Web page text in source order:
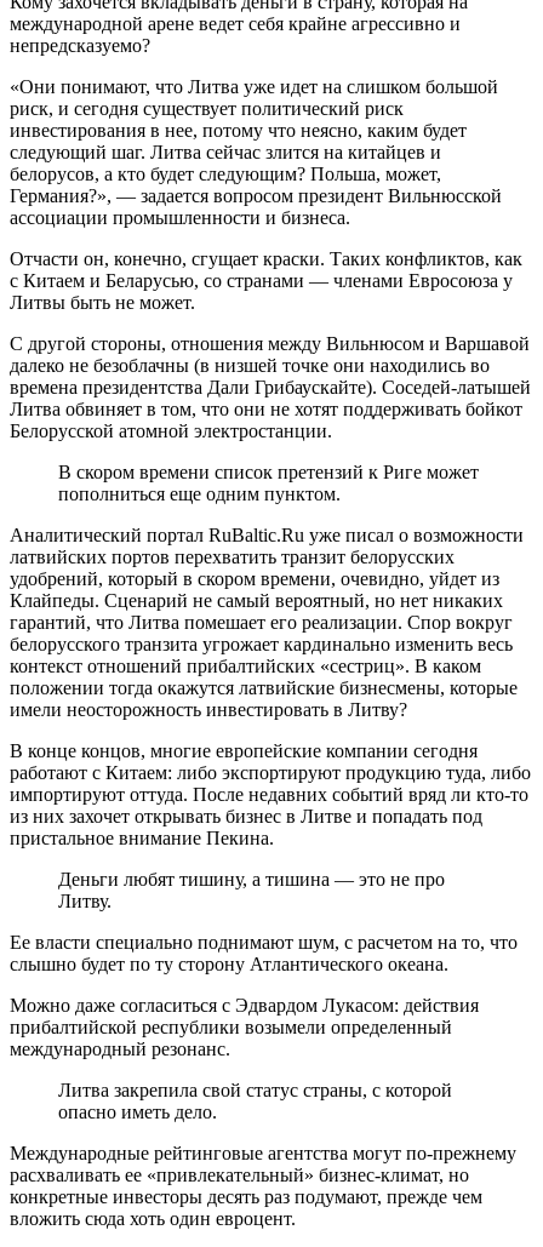
международной арене ведет себя крайне агрессивно и
непредсказуемо?
«Они понимают, что Литва уже идет на слишком большой
риск, и сегодня существует политический риск
инвестирования в нее, потому что неясно, каким будет
следующий шаг. Литва сейчас злится на китайцев и
белорусов, а кто будет следующим? Польша, может,
Германия?», — задается вопросом президент Вильнюсской
ассоциации промышленности и бизнеса.
Отчасти он, конечно, сгущает краски. Таких конфликтов, как
с Китаем и Беларусью, со странами — членами Евросоюза у
Литвы быть не может.
С другой стороны, отношения между Вильнюсом и Варшавой
далеко не безоблачны (в низшей точке они находились во
времена президентства Дали Грибаускайте). Соседей-латышей
Литва обвиняет в том, что они не хотят поддерживать бойкот
Белорусской атомной электростанции.
В скором времени список претензий к Риге может
пополниться еще одним пунктом.
Аналитический портал RuBaltic.Ru уже писал о возможности
латвийских портов перехватить транзит белорусских
удобрений, который в скором времени, очевидно, уйдет из
Клайпеды. Сценарий не самый вероятный, но нет никаких
гарантий, что Литва помешает его реализации. Спор вокруг
белорусского транзита угрожает кардинально изменить весь
контекст отношений прибалтийских «сестриц». В каком
положении тогда окажутся латвийские бизнесмены, которые
имели неосторожность инвестировать в Литву?
В конце концов, многие европейские компании сегодня
работают с Китаем: либо экспортируют продукцию туда, либо
импортируют оттуда. После недавних событий вряд ли кто-то
из них захочет открывать бизнес в Литве и попадать под
пристальное внимание Пекина.
Деньги любят тишину, а тишина — это не про
Литву.
Ее власти специально поднимают шум, с расчетом на то, что
слышно будет по ту сторону Атлантического океана.
Можно даже согласиться с Эдвардом Лукасом: действия
прибалтийской республики возымели определенный
международный резонанс.
Литва закрепила свой статус страны, с которой
опасно иметь дело.
Международные рейтинговые агентства могут по-прежнему
расхваливать ее «привлекательный» бизнес-климат, но
конкретные инвесторы десять раз подумают, прежде чем
вложить сюда хоть один евроцент.